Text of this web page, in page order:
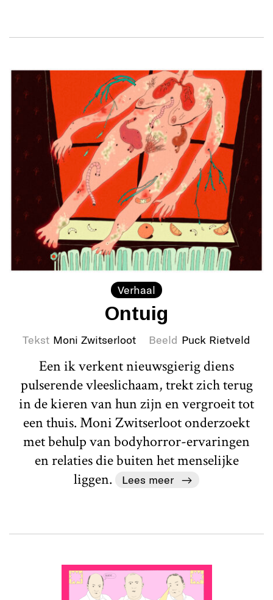
Verhaal
Ontuig
Tekst Moni Zwitserloot Beeld Puck Rietveld
Een ik verkent nieuwsgierig diens
pulserende vleeslichaam, trekt zich terug
in de kieren van hun zijn en vergroeit tot
een thuis. Moni Zwitserloot onderzoekt
met behulp van bodyhorror-ervaringen
en relaties die buiten het menselijke
liggen.
Lees meer